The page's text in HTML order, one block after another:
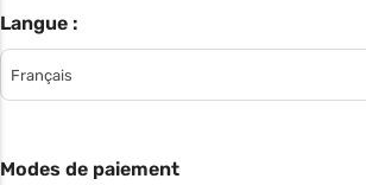
Langue :
Français
Modes de paiement